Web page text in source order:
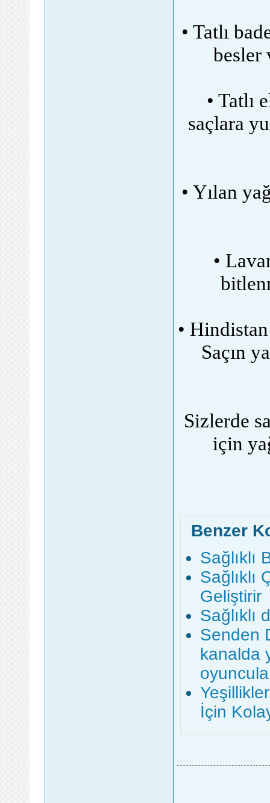
• Tatlı
besler
• Tatlı
saçlara
• Yılan
•
•
Saçın
Sizlerde
için
Benzer
Sağlıklı
Sağlıklı
Geliştirir
Sağlıklı
Senden
kanalda
İçin